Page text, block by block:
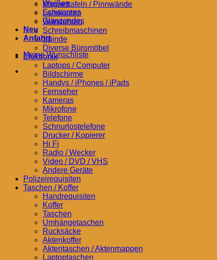
Weißes
Schwarzes
Glänzendes
Neu
Anfahrt
Meine Wunschliste
Magnettafeln / Pinnwände
Landkarten
Wanduhren
Schreibmaschinen
Spinde
Diverse Büromöbel
Elektronik
Laptops / Computer
Bildschirme
Handys / iPhones / iPads
Fernseher
Kameras
Mikrofone
Telefone
Schnurlostelefone
Drucker / Kopierer
Hi Fi
Radio / Wecker
Video / DVD / VHS
Andere Geräte
Polizeirequisiten
Taschen / Koffer
Handrequisiten
Koffer
Taschen
Umhängetaschen
Rucksäcke
Aktenkoffer
Aktentaschen / Aktenmappen
Laptoptaschen